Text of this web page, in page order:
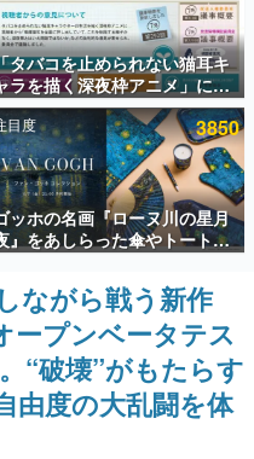
方々に製作時のエピソードをお
ゲーム）とは何か？を探ってい
い。『赫本』は、〈試験問題〉
集です。
市場を担う若きクリエイター達
と情熱を探っていきます。
ち
た作家さんに取材し、ゲームが
ルチャーに与えた影響を探る企
産業史
おける主要なトピック・タイト
タバコを止められない猫耳キ
ラを描く深夜枠アニメ」に視
者の一部から批判意見。違法
物の使用と思しき描写も含め
、BPOが議論を交わす
目度 3850
ッホの名画『ローヌ川の星月
』をあしらった傘やトートバ
グなどが登場。8月7日21時よ
り2日間限定で予約販売
ながら戦う新作
ープンベータテス
“破壊”がもたらす
由度の大乱闘を体